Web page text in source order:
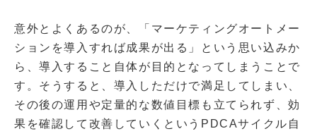
意外とよくあるのが、「マーケティングオートメー
ションを導入すれば成果が出る」という思い込みか
ら、導入すること自体が目的となってしまうことで
す。そうすると、導入しただけで満足してしまい、
その後の運用や定量的な数値目標も立てられず、効
果を確認して改善していくというPDCAサイクル自